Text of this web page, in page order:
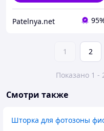
Patelnya.net
1 2
Показано 1 -
Смотри также
Шторка для фотозоны